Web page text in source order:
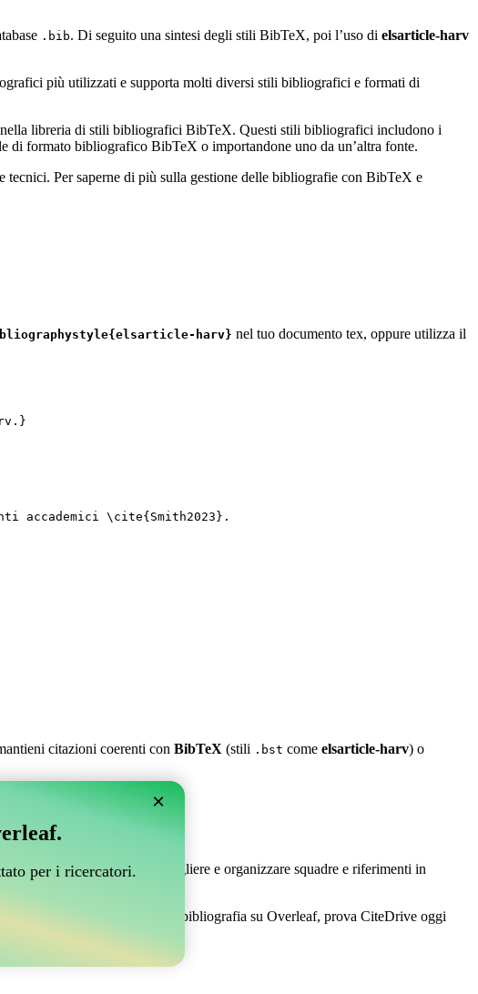
.bib. Di seguito una sintesi degli stili BibTeX, poi l’uso di elsarticle-harv
più utilizzati e supporta molti diversi stili bibliografici e formati di
libreria di stili bibliografici BibTeX. Questi stili bibliografici includono i
formato bibliografico BibTeX o importandone uno da un’altra fonte.
Per saperne di più sulla gestione delle bibliografie con BibTeX e
harv} nel tuo documento tex, oppure utilizza il
accademici \cite{ Smith2023 }.
citazioni coerenti con BibTeX (stili .bst come elsarticle-harv) o
a Overleaf?
Ti permette di raccogliere e organizzare squadre e riferimenti in
semplice per gestire la tua bibliografia su Overleaf, prova CiteDrive oggi
×
per i ricercatori.